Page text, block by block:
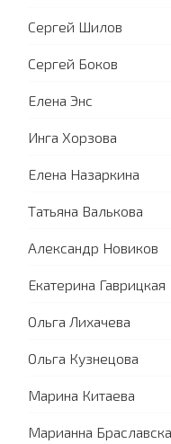
Сергей Шилов
Сергей Боков
Елена Энс
Инга Хорзова
Елена Назаркина
Татьяна Валькова
Александр Новиков
Екатерина Гаврицкая
Ольга Лихачева
Ольга Кузнецова
Марина Китаева
Марианна